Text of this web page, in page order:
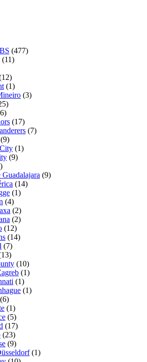
(477)
(11)
(1)
(3)
(17)
(7)
(9)
(1)
(9)
(9)
(14)
(1)
(4)
(2)
(2)
(12)
(14)
(7)
(10)
(1)
(1)
(1)
(6)
(1)
(5)
(17)
(23)
(9)
(1)